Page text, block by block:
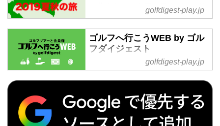
2019年で57年、10万件超の成約
当コラム【会員権相場はウソつか
ない】では、会員権売買の最前線
に流れるあらゆる情報をプロ目線
で鋭く分析、「より優良な」ゴル
フ会員権を選定いたします。
ら北海道まで全国の国内ゴルフ旅
行、ハワイ・北南米・英国・スコ
ットランド・欧州・タイ・マレー
シアなど世界中の海外ゴルフ旅行
をご案内。ゴルフ場会員権の売
買、ゴルフダイジェストだけのお
める厳選ゴルフ特集を毎日配信。
編集の目利きが作るゴルフダイジ
ェストの公式総合サイト・ゴルフ
golfdigest-play.jp
ゴルフへ行こうWEB by ゴル
フダイジェスト
沖縄から北海道まで全国の国内ゴ
イ・マレーシアなど世界中の海外
ゴルフ旅行をご案内。ゴルフ場会
員権の売買、ゴルフダイジェスト
golfdigest-play.jp